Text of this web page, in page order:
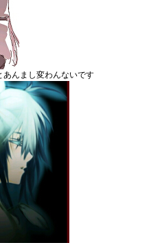
あんまし変わんないです